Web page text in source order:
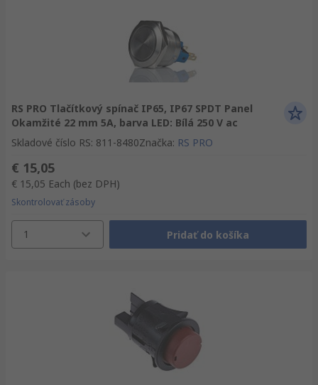
RS PRO Tlačítkový spínač IP65, IP67 SPDT Panel
Okamžité 22 mm 5A, barva LED: Bílá 250 V ac
Skladové číslo RS: 811-8480Značka: RS PRO
€ 15,05
€ 15,05 Each (bez DPH)
Skontrolovať zásoby
1 Pridať do košíka